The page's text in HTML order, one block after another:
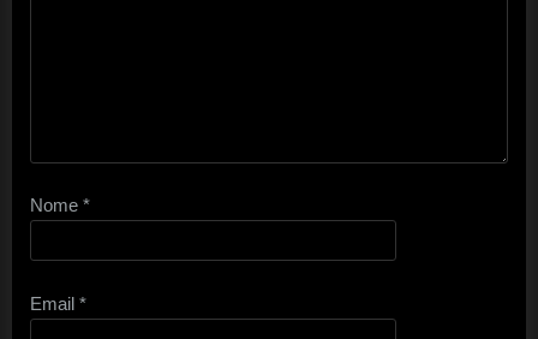
Nome *
Email *